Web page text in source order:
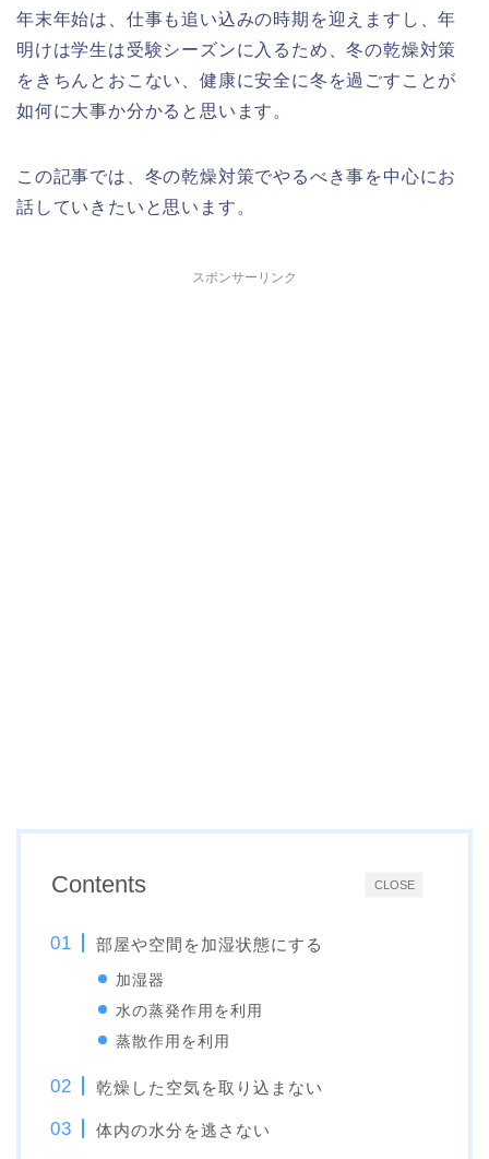
年末年始は、仕事も追い込みの時期を迎えますし、年
明けは学生は受験シーズンに入るため、冬の乾燥対策
をきちんとおこない、健康に安全に冬を過ごすことが
如何に大事か分かると思います。
この記事では、冬の乾燥対策でやるべき事を中心にお
話していきたいと思います。
スポンサーリンク
CLOSE
Contents
部屋や空間を加湿状態にする
加湿器
水の蒸発作用を利用
蒸散作用を利用
乾燥した空気を取り込まない
体内の水分を逃さない